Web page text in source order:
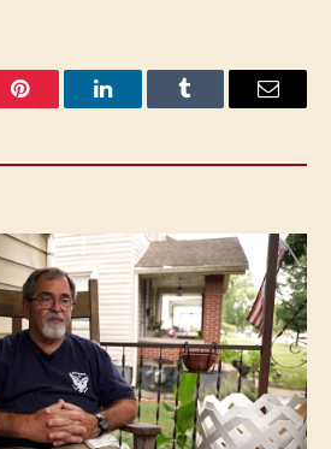
Pinterest LinkedInTumblr Email